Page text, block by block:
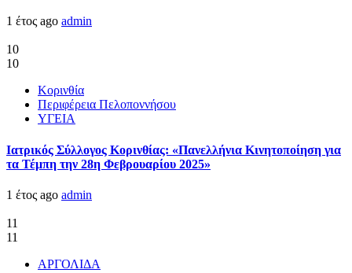
1 έτος ago admin
10
10
Κορινθία
Περιφέρεια Πελοποννήσου
ΥΓΕΙΑ
Ιατρικός Σύλλογος Κορινθίας: «Πανελλήνια Κινητοποίηση για
τα Τέμπη την 28η Φεβρουαρίου 2025»
1 έτος ago admin
11
11
ΑΡΓΟΛΙΔΑ